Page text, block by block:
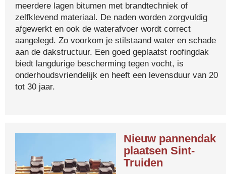
meerdere lagen bitumen met brandtechniek of
zelfklevend materiaal. De naden worden zorgvuldig
afgewerkt en ook de waterafvoer wordt correct
aangelegd. Zo voorkom je stilstaand water en schade
aan de dakstructuur. Een goed geplaatst roofingdak
biedt langdurige bescherming tegen vocht, is
onderhoudsvriendelijk en heeft een levensduur van 20
tot 30 jaar.
Nieuw pannendak
plaatsen Sint-
Truiden